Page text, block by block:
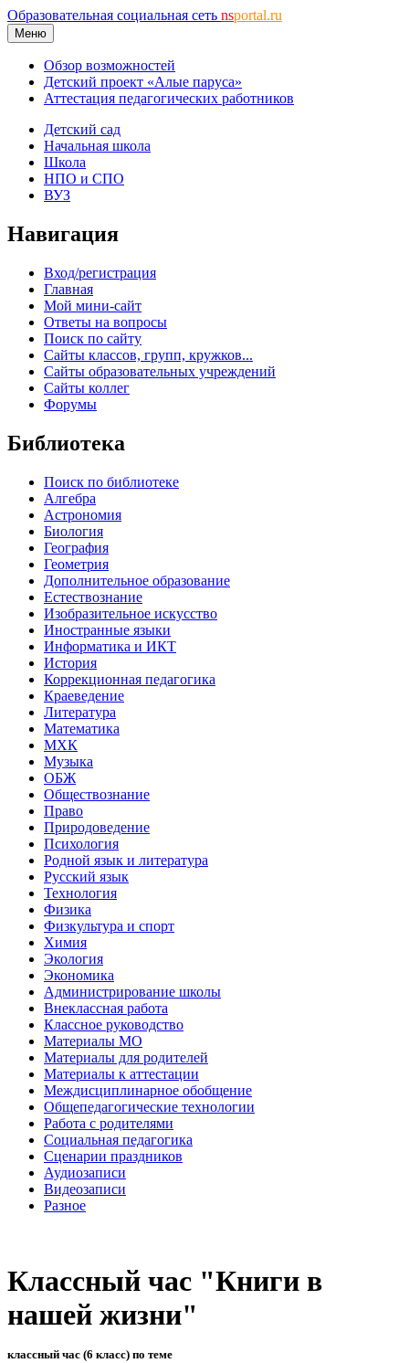
Образовательная социальная сеть nsportal.ru
Меню
Обзор возможностей
Детский проект «Алые паруса»
Аттестация педагогических работников
Детский сад
Начальная школа
Школа
НПО и СПО
ВУЗ
Навигация
Вход/регистрация
Главная
Мой мини-сайт
Ответы на вопросы
Поиск по сайту
Сайты классов, групп, кружков...
Сайты образовательных учреждений
Сайты коллег
Форумы
Библиотека
Поиск по библиотеке
Алгебра
Астрономия
Биология
География
Геометрия
Дополнительное образование
Естествознание
Изобразительное искусство
Иностранные языки
Информатика и ИКТ
История
Коррекционная педагогика
Краеведение
Литература
Математика
МХК
Музыка
ОБЖ
Обществознание
Право
Природоведение
Психология
Родной язык и литература
Русский язык
Технология
Физика
Физкультура и спорт
Химия
Экология
Экономика
Администрирование школы
Внеклассная работа
Классное руководство
Материалы МО
Материалы для родителей
Материалы к аттестации
Междисциплинарное обобщение
Общепедагогические технологии
Работа с родителями
Социальная педагогика
Сценарии праздников
Аудиозаписи
Видеозаписи
Разное
Классный час "Книги в
нашей жизни"
классный час (6 класс) по теме